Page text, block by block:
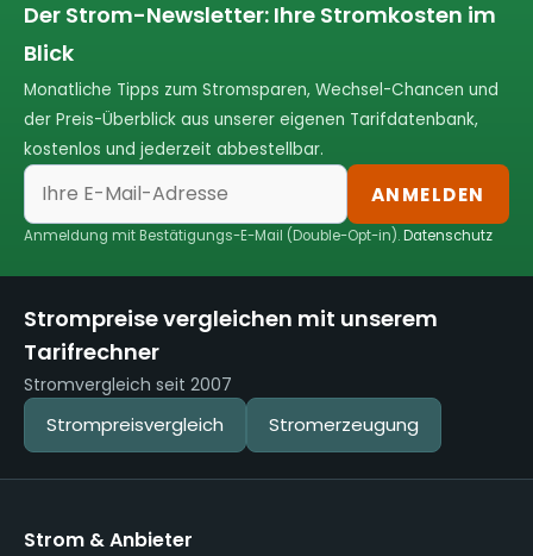
Der Strom-Newsletter: Ihre Stromkosten im
Blick
Monatliche Tipps zum Stromsparen, Wechsel-Chancen und
der Preis-Überblick aus unserer eigenen Tarifdatenbank,
kostenlos und jederzeit abbestellbar.
ANMELDEN
Anmeldung mit Bestätigungs-E-Mail (Double-Opt-in).Datenschutz
Strompreise vergleichen mit unserem
Tarifrechner
Stromvergleich seit 2007
Strompreisvergleich Stromerzeugung
Strom & Anbieter